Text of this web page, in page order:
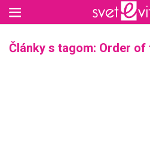
Články s tagom: Order